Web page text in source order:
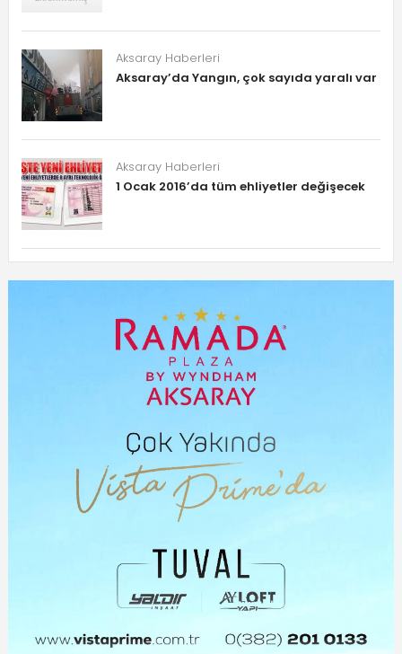
Aksaray Haberleri
Aksaray’da Yangın, çok sayıda yaralı var
Aksaray Haberleri
1 Ocak 2016’da tüm ehliyetler değişecek